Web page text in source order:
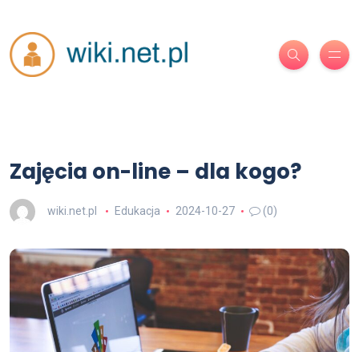
Zajęcia on-line – dla kogo?
wiki.net.pl Edukacja 2024-10-27 (0)